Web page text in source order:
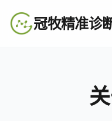
冠牧精准诊